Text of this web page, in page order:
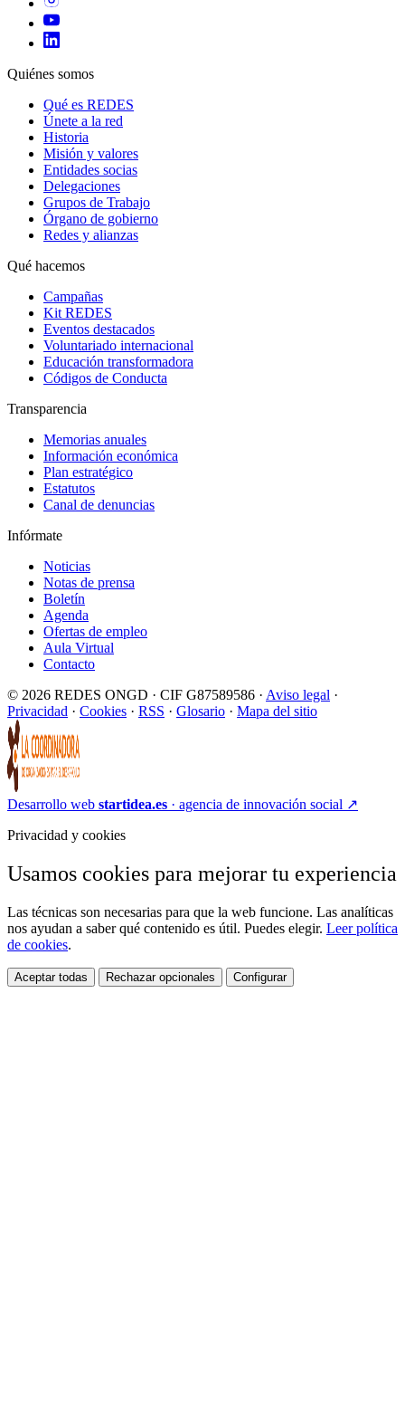
Quiénes somos
Qué es REDES
Únete a la red
Historia
Misión y valores
Entidades socias
Delegaciones
Grupos de Trabajo
Órgano de gobierno
Redes y alianzas
Qué hacemos
Campañas
Kit REDES
Eventos destacados
Voluntariado internacional
Educación transformadora
Códigos de Conducta
Transparencia
Memorias anuales
Información económica
Plan estratégico
Estatutos
Canal de denuncias
Infórmate
Noticias
Notas de prensa
Boletín
Agenda
Ofertas de empleo
Aula Virtual
Contacto
© 2026 REDES ONGD · CIF G87589586 · Aviso legal ·
Privacidad · Cookies · RSS · Glosario · Mapa del sitio
Desarrollo web startidea.es · agencia de innovación social ↗
Privacidad y cookies
Usamos cookies para mejorar tu experiencia
Las técnicas son necesarias para que la web funcione. Las analíticas
nos ayudan a saber qué contenido es útil. Puedes elegir. Leer política
de cookies.
Aceptar todas Rechazar opcionales Configurar